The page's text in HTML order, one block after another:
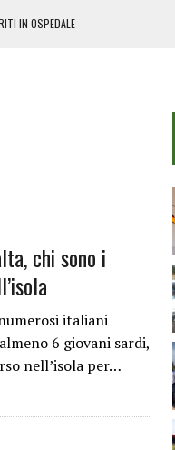
IN OSPEDALE
chi sono i
italiani
6 giovani sardi,
nell’isola per…